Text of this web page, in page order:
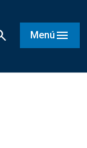
Menú menu